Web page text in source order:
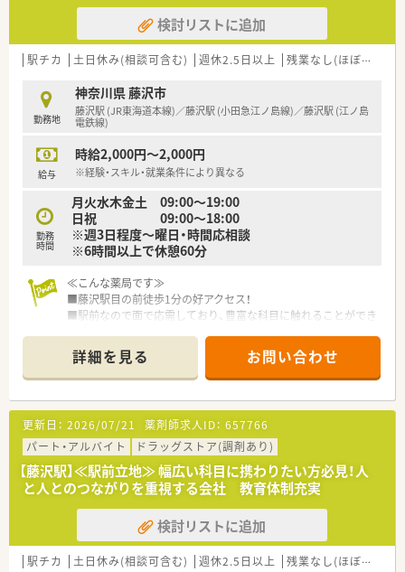
≪こんな企業です≫
■昭和31年に創業して以来、湘南エリアを中心にドラッグスト
アを展開しております。
■本社を構えている藤沢地区を中心に店舗展開しており、隣接の
調剤併設店は十数店舗展開中です！
■「湘南」の地を軸に、薬局を単にお薬を販売する場所と考える
のではなく、
所と考え、店舗展開しております。
■教育研修については、全薬剤師・調剤スタッフを対象に毎月1
調剤業務全般を向上させるための意見交換や提案、新薬につい
ての勉強会、急性期疾患に対応する医学知識の習得、
ドクターを招いての処方解説、新しい保険制度のもとでの在宅
医療など、時期を鑑みてタイムリーな内容で進められます。
時間勤務にて就業されている方も多くいらっしゃいます。
検討リストに追加
駅チカ 土日休み(相談可含む) 週休2.5日以上 残業なし(ほぼなし含む)
勤務地
神奈川県 藤沢市
藤沢駅 (JR東海道本線)／藤沢駅 (小田急江ノ島線)／藤沢駅 (江ノ島
電鉄線)
給与
時給2,000円～2,000円
※経験・スキル・就業条件により異なる
勤務
時間
月火水木金土 09:00～19:00
日祝 09:00～18:00
※週3日程度～曜日・時間応相談
※6時間以上で休憩60分
≪こんな薬局です≫
■藤沢駅目の前徒歩1分の好アクセス！
■駅前なので面で応需しており、豊富な科目に触れることができ
■1日の応需枚数は120～150枚と、活気のある環境
■薬剤師は2～5名で、事務さんも2～4名の厚い人数体制で運営
しています。
■近隣にも店舗がありますので、急なお休みにも対応できる体制
が整っております。
■商品の割引購入などの嬉しい福利厚生が充実！
≪こんな企業です≫
■昭和31年に創業して以来、湘南エリアを中心にドラッグスト
アを展開しております。
■本社を構えている藤沢地区を中心に店舗展開しており、隣接の
湘南エリア、東京を含めて20店舗以上を運営しております。
調剤併設店は十数店舗展開中です！
■「湘南」の地を軸に、薬局を単にお薬を販売する場所と考える
詳細を見る お問い合わせ
更新日： 2026/07/21 薬剤師求人ID： 657766
パート・アルバイト
ドラッグストア(調剤あり)
【藤沢駅】≪駅前立地≫ 幅広い科目に携わりたい方必見！人
と人とのつながりを重視する会社 教育体制充実
検討リストに追加
駅チカ 土日休み(相談可含む) 週休2.5日以上 残業なし(ほぼなし含む)